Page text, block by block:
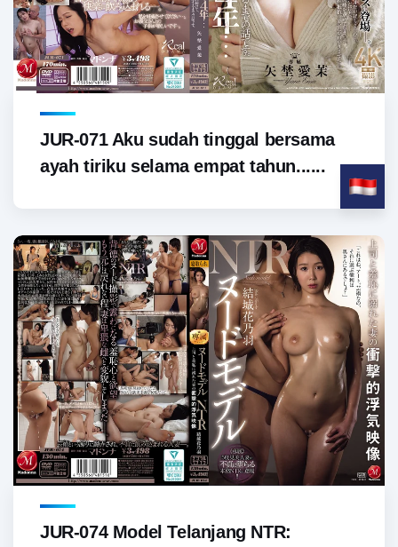
JUR-071 Aku sudah tinggal bersama
ayah tiriku selama empat tahun......
JUR-074 Model Telanjang NTR: